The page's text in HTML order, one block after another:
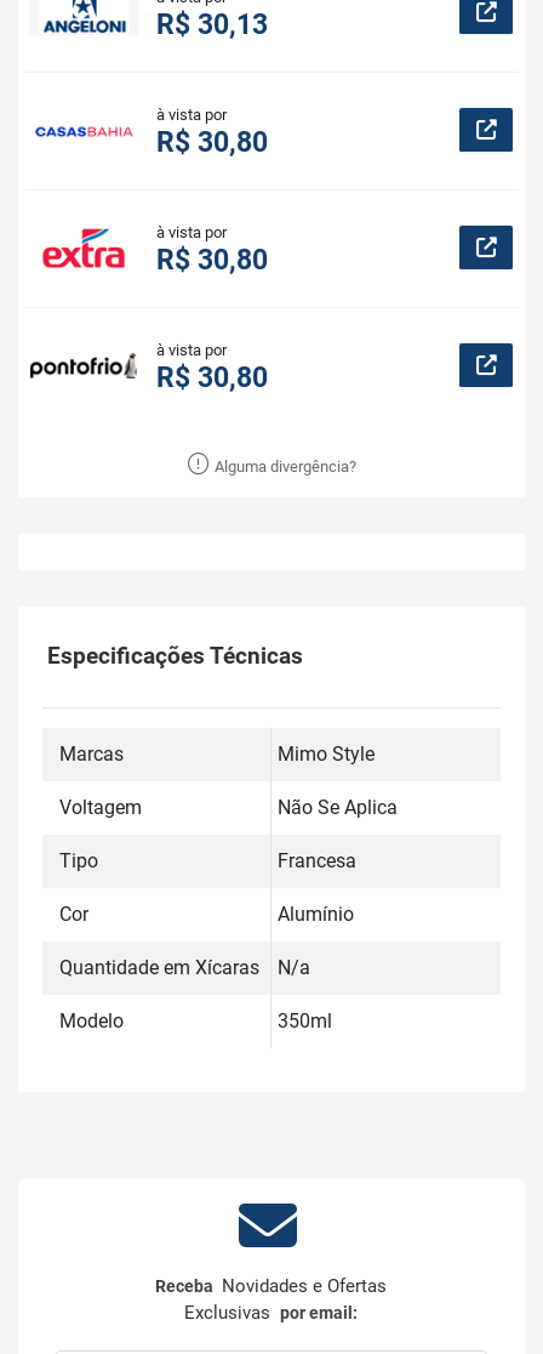
R$ 30,13
à vista por
R$ 30,80
à vista por
R$ 30,80
à vista por
R$ 30,80
Alguma divergência?
Especificações Técnicas
Marcas Mimo Style
Voltagem Não Se Aplica
Tipo Francesa
Cor Alumínio
Quantidade em Xícaras N/a
Modelo 350ml
Receba Novidades e Ofertas
Exclusivaspor email: